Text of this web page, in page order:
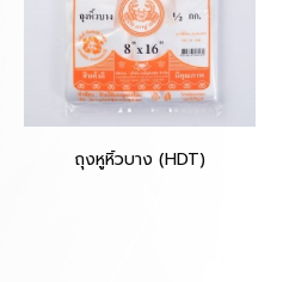
ถุงหูหิ้วบาง (HDT)